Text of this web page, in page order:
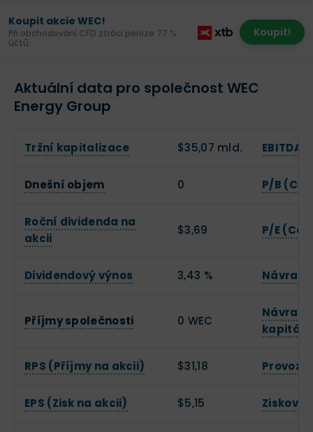
Koupit akcie WEC!
Při obchodování CFD ztrácí peníze 77 %
účtů.
Koupit!
Aktuální data pro společnost WEC
Energy Group
Tržní kapitalizace $35,07 mld. EBITDA
Dnešní objem 0 P/B
Roční dividenda na
akcii
$3,69 P/E
Dividendový výnos 3,43 %
Příjmy společnosti 0 WEC
kapitálu
RPS (Příjmy na akcii) $31,18
EPS (Zisk na akcii) $5,15 Zisková